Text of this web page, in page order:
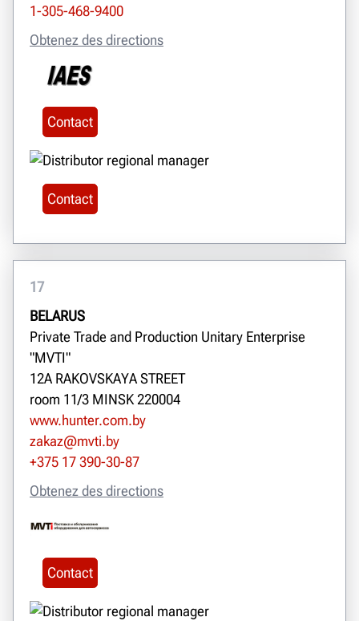
1-305-468-9400
Obtenez des directions
Contact
Contact
17
BELARUS
Private Trade and Production Unitary Enterprise
"MVTI"
12A RAKOVSKAYA STREET
room 11/3 MINSK 220004
www.hunter.com.by
zakaz@mvti.by
+375 17 390-30-87
Obtenez des directions
Contact